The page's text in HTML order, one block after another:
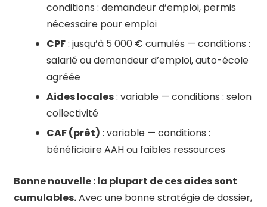
conditions : demandeur d’emploi, permis
nécessaire pour emploi
CPF: jusqu’à 5 000 € cumulés — conditions :
salarié ou demandeur d’emploi, auto-école
agréée
Aides locales: variable — conditions : selon
collectivité
CAF (prêt) : variable — conditions :
bénéficiaire AAH ou faibles ressources
Bonne nouvelle : la plupart de ces aides sont
cumulables.Avec une bonne stratégie de dossier,